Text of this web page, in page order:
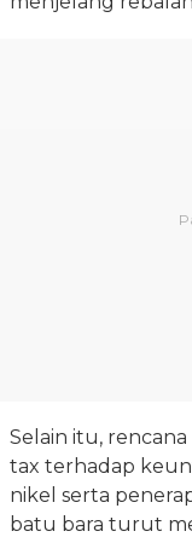
Selain itu,
tax terhadap
nikel serta
batu bara turut